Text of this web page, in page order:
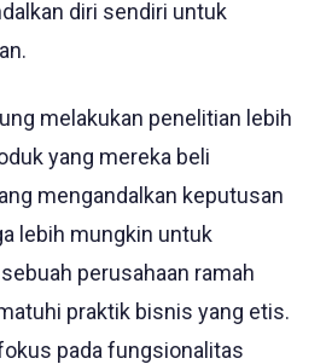
diri sendiri untuk
melakukan penelitian lebih
yang mereka beli
mengandalkan keputusan
lebih mungkin untuk
perusahaan ramah
praktik bisnis yang etis.
pada fungsionalitas